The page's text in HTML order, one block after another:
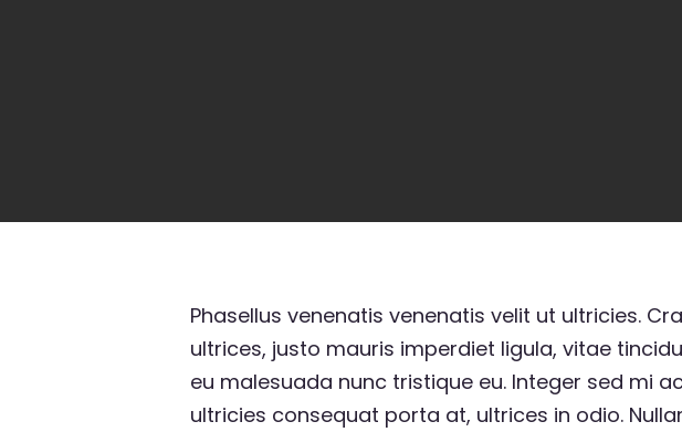
Phasellus venenatis venenatis velit ut ultricies.
ultrices, justo mauris imperdiet ligula, vitae
eu malesuada nunc tristique eu. Integer sed mi
ultricies consequat porta at, ultrices in odio.